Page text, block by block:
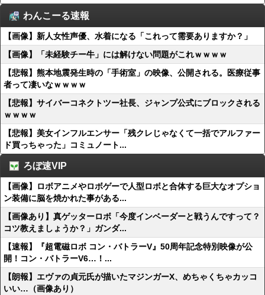
わんこーる速報
【画像】新人女性声優、水着になる「これって需要ありますか？」
【画像】「未経験チー牛」には解けない問題がこれｗｗｗｗ
【悲報】熊本地震発生時の「手術室」の映像、公開される。医療従事
者って凄いなｗｗｗｗ
【悲報】サイバーコネクトツー社長、ジャンプ公式にブロックされる
ｗｗｗｗ
【悲報】美女インフルエンサー「残クレじゃなくて一括でアルファー
ド買っちゃった」コミュノート...
ろぼ速VIP
【画像】ロボアニメやロボゲーで人型ロボと合体する巨大なオプショ
ン装備に脳を焼かれた事がある...
【画像あり】真ゲッターロボ「今度インベーダーと戦うんですって？
コツ教えましょうか？」ガンダ...
【速報】『超電磁ロボ コン・バトラーV』50周年記念特別映像が公
開！コン・バトラーV6…！...
【朗報】エヴァの貞元氏が描いたマジンガーX、めちゃくちゃカッコ
いい…（画像あり）